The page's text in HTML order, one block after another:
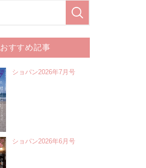
おすすめ記事
ショパン2026年7月号
ショパン2026年6月号